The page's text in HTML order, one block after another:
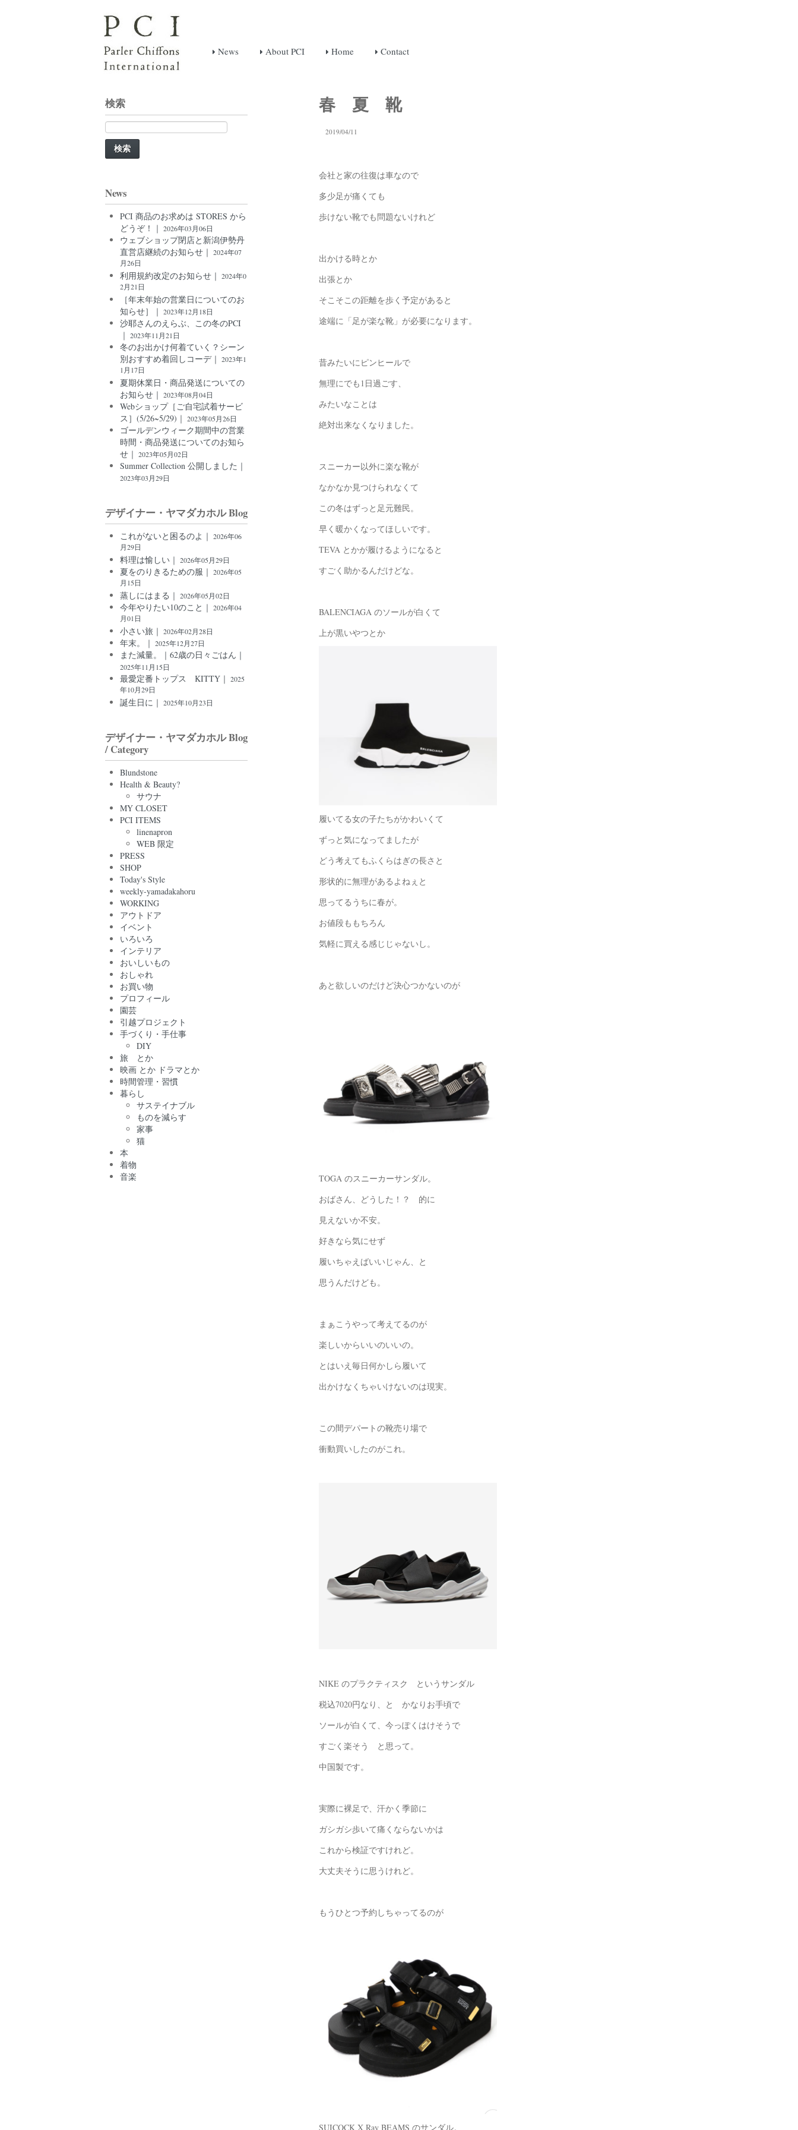
News About PCI Home Contact
春 夏 靴
2019/04/11
会社と家の往復は車なので
多少足が痛くても
歩けない靴でも問題ないけれど
出かける時とか
出張とか
そこそこの距離を歩く予定があると
途端に「足が楽な靴」が必要になります。
昔みたいにピンヒールで
無理にでも1日過ごす、
みたいなことは
絶対出来なくなりました。
スニーカー以外に楽な靴が
なかなか見つけられなくて
この冬はずっと足元難民。
早く暖かくなってほしいです。
TEVA とかが履けるようになると
すごく助かるんだけどな。
BALENCIAGA のソールが白くて
上が黒いやつとか
履いてる女の子たちがかわいくて
ずっと気になってましたが
どう考えてもふくらはぎの長さと
形状的に無理があるよねぇと
思ってるうちに春が。
お値段ももちろん
気軽に買える感じじゃないし。
あと欲しいのだけど決心つかないのが
TOGA のスニーカーサンダル。
おばさん、どうした！？ 的に
見えないか不安。
好きなら気にせず
履いちゃえばいいじゃん、と
思うんだけども。
まぁこうやって考えてるのが
楽しいからいいのいいの。
とはいえ毎日何かしら履いて
出かけなくちゃいけないのは現実。
この間デパートの靴売り場で
衝動買いしたのがこれ。
NIKE のプラクティスク というサンダル
税込7020円なり、と かなりお手頃で
ソールが白くて、今っぽくはけそうで
すごく楽そう と思って。
中国製です。
実際に裸足で、汗かく季節に
ガシガシ歩いて痛くならないかは
これから検証ですけれど。
大丈夫そうに思うけれど。
もうひとつ予約しちゃってるのが
SUICOCK X Ray BEAMS のサンダル。
検索
検
索:
News
PCI 商品のお求めは STORES から
どうぞ！｜ 2026年03月06日
ウェブショップ閉店と新潟伊勢丹
直営店継続のお知らせ｜ 2024年07
月26日
利用規約改定のお知らせ｜ 2024年0
2月21日
［年末年始の営業日についてのお
知らせ］｜ 2023年12月18日
沙耶さんのえらぶ、この冬のPCI
｜ 2023年11月21日
冬のお出かけ何着ていく？シーン
別おすすめ着回しコーデ｜ 2023年1
1月17日
夏期休業日・商品発送についての
お知らせ｜ 2023年08月04日
Webショップ［ご自宅試着サービ
ス］(5/26~5/29)｜ 2023年05月26日
ゴールデンウィーク期間中の営業
時間・商品発送についてのお知ら
せ｜ 2023年05月02日
Summer Collection 公開しました｜
2023年03月29日
デザイナー・ヤマダカホル Blog
これがないと困るのよ｜ 2026年06
月29日
料理は愉しい｜ 2026年05月29日
夏をのりきるための服｜ 2026年05
月15日
蒸しにはまる｜ 2026年05月02日
今年やりたい10のこと｜ 2026年04
月01日
小さい旅｜ 2026年02月28日
年末。｜ 2025年12月27日
また減量。｜62歳の日々ごはん｜
2025年11月15日
最愛定番トップス KITTY｜ 2025
年10月29日
誕生日に｜ 2025年10月23日
デザイナー・ヤマダカホル Blog
/ Category
Blundstone
Health & Beauty?
サウナ
MY CLOSET
PCI ITEMS
linenapron
WEB 限定
PRESS
SHOP
Today's Style
weekly-yamadakahoru
WORKING
アウトドア
イベント
いろいろ
インテリア
おいしいもの
おしゃれ
お買い物
プロフィール
園芸
引越プロジェクト
手づくり・手仕事
DIY
旅 とか
映画 とか ドラマとか
時間管理・習慣
暮らし
サステイナブル
ものを減らす
家事
猫
本
着物
音楽